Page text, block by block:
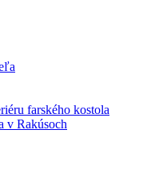
farského kostola
v Rakúsoch